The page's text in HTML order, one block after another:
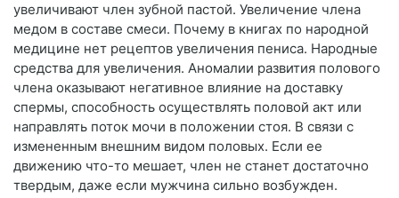
увеличивают член зубной пастой. Увеличение члена
медом в составе смеси. Почему в книгах по народной
медицине нет рецептов увеличения пениса. Народные
средства для увеличения. Аномалии развития полового
члена оказывают негативное влияние на доставку
спермы, способность осуществлять половой акт или
направлять поток мочи в положении стоя. В связи с
измененным внешним видом половых. Если ее
движению что-то мешает, член не станет достаточно
твердым, даже если мужчина сильно возбужден.